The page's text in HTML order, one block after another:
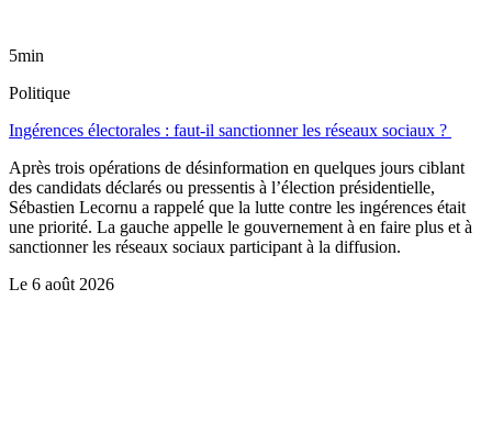
5min
Politique
Ingérences électorales : faut-il sanctionner les réseaux sociaux ?
Après trois opérations de désinformation en quelques jours ciblant
des candidats déclarés ou pressentis à l’élection présidentielle,
Sébastien Lecornu a rappelé que la lutte contre les ingérences était
une priorité. La gauche appelle le gouvernement à en faire plus et à
sanctionner les réseaux sociaux participant à la diffusion.
Le 6 août 2026